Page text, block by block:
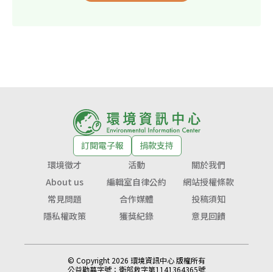
訂閱電子報
捐款支持
環境徵才
活動
關於我們
About us
編輯室自律公約
網站授權條款
常見問題
合作媒體
投稿須知
隱私權政策
獲獎紀錄 意見回饋
© Copyright 2026 環境資訊中心 版權所有
公益勸募字號： 衛部救字第1141364365號